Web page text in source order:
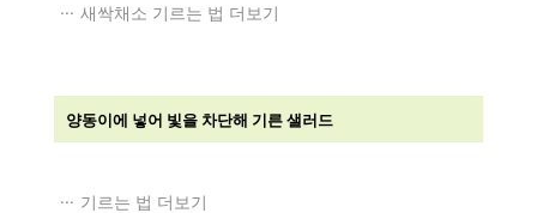
새싹채소 기르는 법 더보기
양동이에 넣어 빛을 차단해 기른 샐러드
기르는 법 더보기